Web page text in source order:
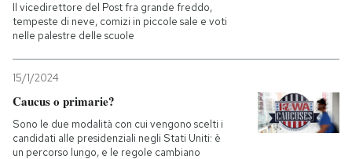
Il vicedirettore del Post fra grande freddo,
tempeste di neve, comizi in piccole sale e voti
nelle palestre delle scuole
15/1/2024
Caucus o primarie?
Sono le due modalità con cui vengono scelti i
candidati alle presidenziali negli Stati Uniti: è
un percorso lungo, e le regole cambiano